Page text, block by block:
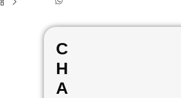
C
H
A